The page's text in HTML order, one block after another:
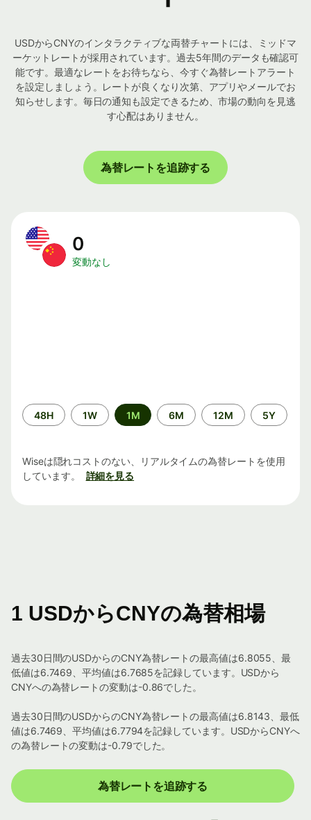
USDからCNYのインタラクティブな両替チャートには、ミッドマ
ーケットレートが採用されています。過去5年間のデータも確認可
能です。最適なレートをお待ちなら、今すぐ為替レートアラート
を設定しましょう。レートが良くなり次第、アプリやメールでお
知らせします。毎日の通知も設定できるため、市場の動向を見逃
す心配はありません。
為替レートを追跡する
0
変動なし
期
間
48H 1W 1M 6M 12M 5Y
Wiseは隠れコストのない、リアルタイムの為替レートを使用
しています。
詳細を見る
1 USDからCNYの為替相場
過去30日間のUSDからのCNY為替レートの最高値は6.8055、最
低値は6.7469、平均値は6.7685を記録しています。USDから
CNYへの為替レートの変動は-0.86でした。
過去30日間のUSDからのCNY為替レートの最高値は6.8143、最低
値は6.7469、平均値は6.7794を記録しています。USDからCNYへ
の為替レートの変動は-0.79でした。
為替レートを追跡する